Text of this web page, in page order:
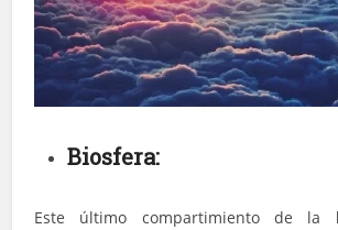
Biosfera:
Este último compartimiento de la